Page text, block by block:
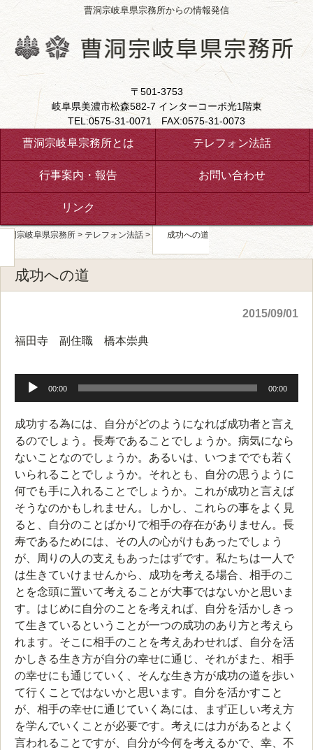
曹洞宗岐阜県宗務所からの情報発信
〒501-3753
岐阜県美濃市松森582-7 インターコーポ光1階東
TEL:0575-31-0071 FAX:0575-31-0073
曹洞宗岐阜宗務所とは テレフォン法話
行事案内・報告 お問い合わせ
リンク
曹洞宗岐阜県宗務所 > テレフォン法話 > 成功への道
成功への道
2015/09/01
福田寺 副住職 橋本崇典
プ
レ
ー
ヤ
00:00 00:00
成功する為には、自分がどのようになれば成功者と言え
るのでしょう。長寿であることでしょうか。病気になら
ないことなのでしょうか。あるいは、いつまででも若く
いられることでしょうか。それとも、自分の思うように
何でも手に入れることでしょうか。これが成功と言えば
そうなのかもしれません。しかし、これらの事をよく見
ると、自分のことばかりで相手の存在がありません。長
寿であるためには、その人の心がけもあったでしょう
が、周りの人の支えもあったはずです。私たちは一人で
は生きていけませんから、成功を考える場合、相手のこ
とを念頭に置いて考えることが大事ではないかと思いま
す。はじめに自分のことを考えれば、自分を活かしきっ
て生きているということが一つの成功のあり方と考えら
れます。そこに相手のことを考えあわせれば、自分を活
かしきる生き方が自分の幸せに通じ、それがまた、相手
の幸せにも通じていく、そんな生き方が成功の道を歩い
て行くことではないかと思います。自分を活かすこと
が、相手の幸せに通じていく為には、まず正しい考え方
を学んでいくことが必要です。考えには力があるとよく
言われることですが、自分が今何を考えるかで、幸、不